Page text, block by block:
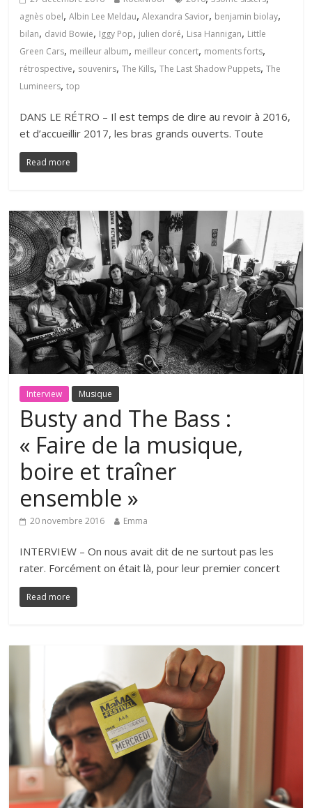
agnès obel,Albin Lee Meldau,Alexandra Savior, benjamin biolay,
bilan, david Bowie, Iggy Pop, julien doré, Lisa Hannigan, Little
Green Cars, meilleur album, meilleur concert, moments forts,
rétrospective, souvenirs,The Kills,The Last Shadow Puppets,The
Lumineers,top
DANS LE RÉTRO – Il est temps de dire au revoir à 2016,
et d’accueillir 2017, les bras grands ouverts. Toute
Read more
Interview Musique
Busty and The Bass :
« Faire de la musique,
boire et traîner
ensemble »
20 novembre 2016 Emma
INTERVIEW – On nous avait dit de ne surtout pas les
rater. Forcément on était là, pour leur premier concert
Read more